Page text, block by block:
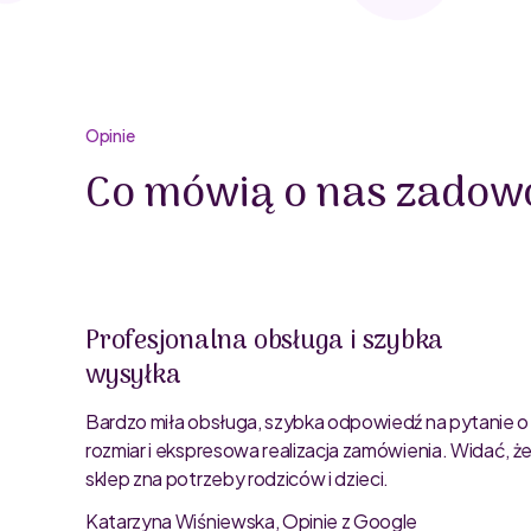
Opinie
Co mówią o nas
Profesjonalna obsługa i szybka
wysyłka
Bardzo miła obsługa, szybka odpowiedź na pytanie o
rozmiar i ekspresowa realizacja zamówienia. Widać,
sklep zna potrzeby rodziców i dzieci.
Katarzyna Wiśniewska, Opinie z Google